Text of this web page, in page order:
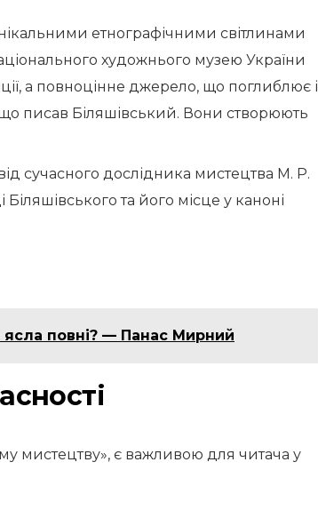
етнографічними світлинами
художнього музею України
а повноцінне джерело, що поглиблює і
писав Біляшівський. Вони створюють
сучасного дослідника мистецтва М. Р.
та його місце у каноні
ясла повні? — Панас Мирний
мистецтву», є важливою для читача у